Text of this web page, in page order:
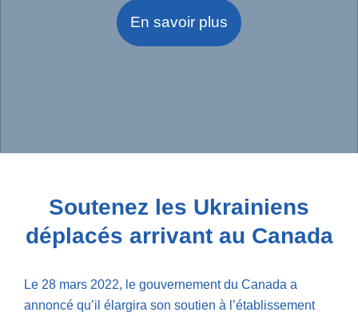
En savoir plus
Soutenez les Ukrainiens
déplacés arrivant au Canada
Le 28 mars 2022, le gouvernement du Canada a
annoncé qu’il élargira son soutien à l’établissement